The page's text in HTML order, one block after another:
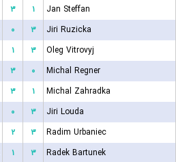
۳ ۱
Jan Steffan
۰ ۳
Jiri Ruzicka
۱ ۳
Oleg Vitrovyj
۳ ۰
Michal Regner
۳ ۱
Michal Zahradka
۰ ۳
Jiri Louda
۲ ۳
Radim Urbaniec
۱ ۳
Radek Bartunek